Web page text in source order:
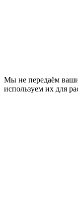
Мы не передаём
используем их для